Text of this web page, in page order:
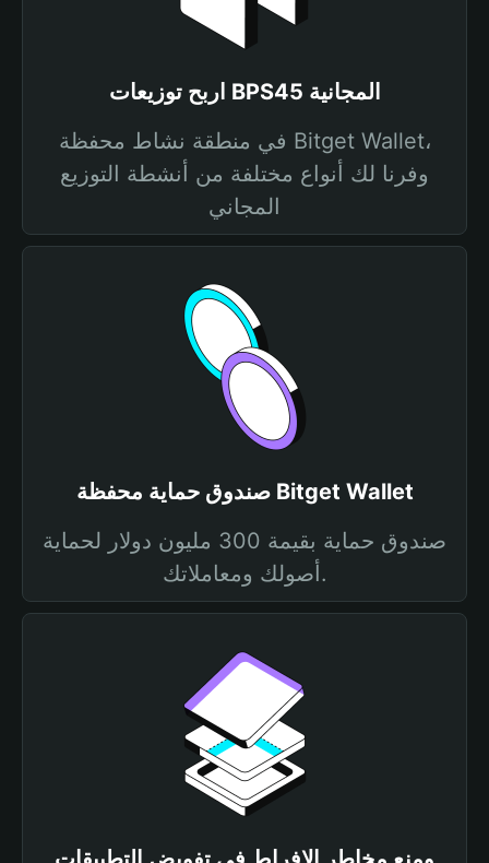
اربح توزيعات BPS45 المجانية
في منطقة نشاط محفظة Bitget Wallet،
وفرنا لك أنواع مختلفة من أنشطة التوزيع
المجاني
صندوق حماية محفظة Bitget Wallet
صندوق حماية بقيمة 300 مليون دولار لحماية
أصولك ومعاملاتك.